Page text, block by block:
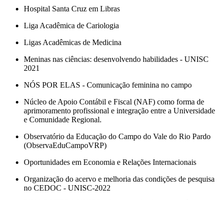
Hospital Santa Cruz em Libras
Liga Acadêmica de Cariologia
Ligas Acadêmicas de Medicina
Meninas nas ciências: desenvolvendo habilidades - UNISC
2021
NÓS POR ELAS - Comunicação feminina no campo
Núcleo de Apoio Contábil e Fiscal (NAF) como forma de
aprimoramento profissional e integração entre a Universidade
e Comunidade Regional.
Observatório da Educação do Campo do Vale do Rio Pardo
(ObservaEduCampoVRP)
Oportunidades em Economia e Relações Internacionais
Organização do acervo e melhoria das condições de pesquisa
no CEDOC - UNISC-2022